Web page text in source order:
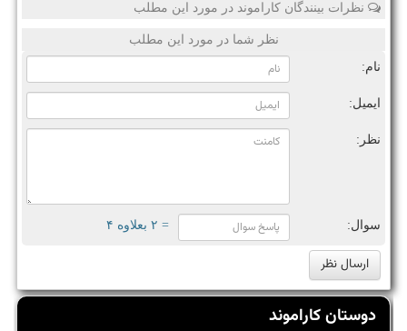
نظرات بینندگان کاراموند در مورد این مطلب
نظر شما در مورد این مطلب
نام:
ایمیل:
نظر:
سوال: = ۲ بعلاوه ۴
دوستان کاراموند